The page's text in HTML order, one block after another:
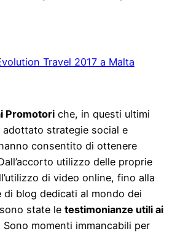
Promotori che, in questi ultimi
adottato strategie social e
consentito di ottenere
utilizzo delle proprie
di video online, fino alla
di blog dedicati al mondo dei
state le testimonianze utili ai
Sono momenti immancabili per